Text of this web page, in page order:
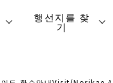
행선지를 찾
기